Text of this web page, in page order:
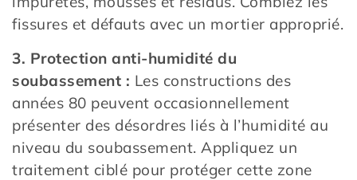
fissures et défauts avec un mortier approprié.
3. Protection anti-humidité du
soubassement : Les constructions des
années 80 peuvent occasionnellement
présenter des désordres liés à l’humidité au
niveau du soubassement. Appliquez un
traitement ciblé pour protéger cette zone